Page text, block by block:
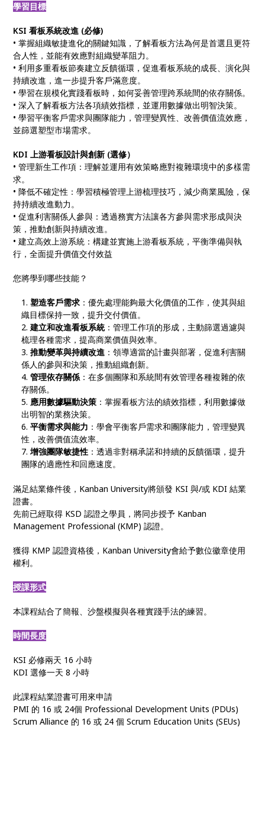
學習目標
KSI 看板系統改進 (必修)
• 掌握組織敏捷進化的關鍵知識，了解看板方法為何是首選且更符
合人性，並能有效應對組織變革阻力。
• 利用多重看板節奏建立反饋循環，促進看板系統的成長、演化與
持續改進，進一步提升客戶滿意度。
• 學習在規模化實踐看板時，如何妥善管理跨系統間的依存關係。
• 深入了解看板方法各項績效指標，並運用數據做出明智決策。
• 學習平衡客戶需求與團隊能力，管理變異性、改善價值流效應，
並篩選塑型市場需求。
KDI 上游看板設計與創新 (選修）
• 管理新生工作項：理解並運用有效策略應對複雜環境中的多樣需
求。
• 降低不確定性：學習積極管理上游梳理技巧，減少商業風險，保
持持續改進動力。
• 促進利害關係人參與：透過務實方法讓各方參與需求形成與決
策，推動創新與持續改進。
• 建立高效上游系統：構建並實施上游看板系統，平衡準備與執
行，全面提升價值交付效益
您將學到哪些技能？
塑造客戶需求 ：優先處理能夠最大化價值的工作，使其與組
織目標保持一致，提升交付價值。
建立和改進看板系統：管理工作項的形成，主動篩選過濾與
梳理各種需求，提高商業價值與效率。
推動變革與持續改進 ：領導適當的計畫與部署，促進利害關
係人的參與和決策，推動組織創新。
管理依存關係 ：在多個團隊和系統間有效管理各種複雜的依
存關係。
應用數據驅動決策 ：掌握看板方法的績效指標，利用數據做
出明智的業務決策。
平衡需求與能力 ：學會平衡客戶需求和團隊能力，管理變異
性，改善價值流效率。
增強團隊敏捷性 ：透過非對稱承諾和持續的反饋循環，提升
團隊的適應性和回應速度。
滿足結業條件後，Kanban University將頒發 KSI 與/或 KDI 結業
證書。
先前已經取得 KSD 認證之學員，將同步授予 Kanban
Management Professional (KMP) 認證。
獲得 KMP 認證資格後，Kanban University會給予數位徽章使用
權利。
授課形式
本課程結合了簡報、沙盤模擬與各種實踐手法的練習。
時間長度
KSI 必修兩天 16 小時
KDI 選修一天 8 小時
此課程結業證書可用來申請
PMI 的 16 或 24個 Professional Development Units (PDUs)
Scrum Alliance 的 16 或 24 個 Scrum Education Units (SEUs)